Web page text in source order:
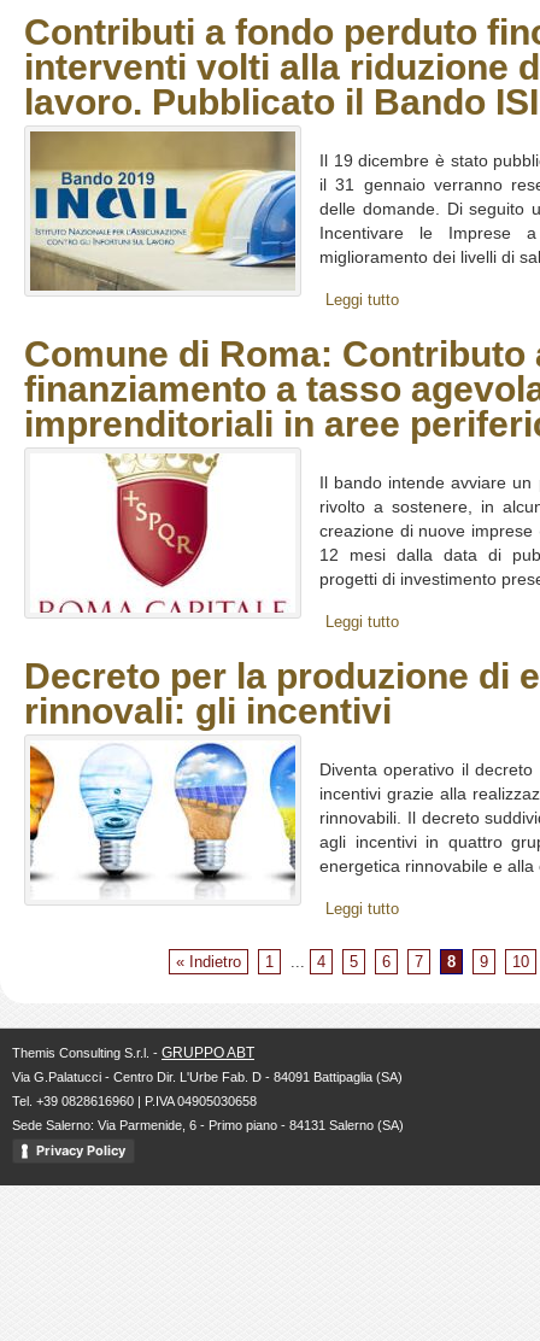
Contributi a fondo perduto
interventi volti alla riduzione
lavoro. Pubblicato il Bando
Il 19 dicembre è stato
il 31 gennaio verranno
delle domande. Di
Incentivare le Imprese
miglioramento dei livelli di
Leggi tutto
Comune di Roma: Contributo
finanziamento a tasso
imprenditoriali in aree
Il bando intende avviare
rivolto a sostenere, in
creazione di nuove
12 mesi dalla data di
progetti di investimento
Leggi tutto
Decreto per la produzione di
rinnovali: gli incentivi
Diventa operativo il
incentivi grazie alla
rinnovabili. Il decreto
agli incentivi in quattro
energetica rinnovabile e alla
Leggi tutto
« Indietro 1 ... 4 5 6 7 8 9 10
Themis Consulting S.r.l. - GRUPPO ABT
Via G.Palatucci - Centro Dir. L'Urbe Fab. D - 84091 Battipaglia (SA)
Tel. +39 0828616960 | P.IVA 04905030658
Sede Salerno: Via Parmenide, 6 - Primo piano - 84131 Salerno (SA)
Privacy Policy